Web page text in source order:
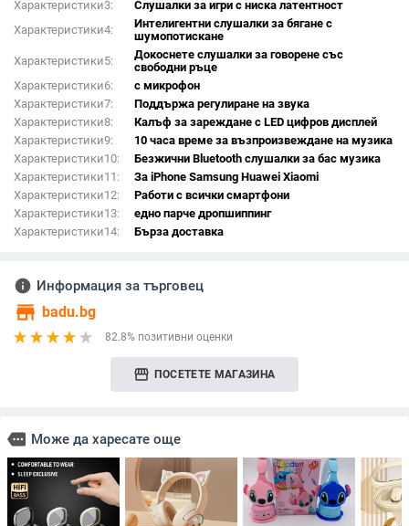
Характеристики3:
Слушалки за игри с ниска латентност
Характеристики4:
Интелигентни слушалки за бягане с
шумопотискане
Характеристики5:
Докоснете слушалки за говорене със
свободни ръце
Характеристики6:
с микрофон
Характеристики7:
Поддържа регулиране на звука
Характеристики8:
Калъф за зареждане с LED цифров дисплей
Характеристики9:
10 часа време за възпроизвеждане на музика
Характеристики10:
Безжични Bluetooth слушалки за бас музика
Характеристики11:
За iPhone Samsung Huawei Xiaomi
Характеристики12:
Работи с всички смартфони
Характеристики13:
едно парче дропшиппинг
Характеристики14:
Бърза доставка
info Информация за търговец
store badu.bg
82.8% позитивни оценки
storefront ПОСЕТЕТЕ МАГАЗИНА
more Може да харесате още